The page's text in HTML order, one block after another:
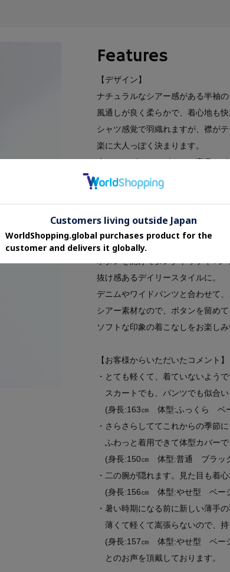
Features
【デザイン】
ナチュラルなシアー感がある半袖の
風通しが良く柔らかで、着心地も快
シャツ感覚で羽織れますが、襟が
楽に大人っぽく決まります。
小さめのゴールドボタンが高見えポ
身幅と腕回りに余裕を持たせたリ
裾は前後差デザインでヒップもさ
【スタイリング】
ボタンを開けてタンクトップやT
抜け感あるデイリースタイルに。
デニムやワイドパンツと合わせて
シアー素材なので、ボタンを留め
ソフトな印象の着こなしをお楽しみ
【お客様からいただいたコメント】
・とても軽くて、着ていないよう
スカートでも、パンツでも似合い
(身長:163㎝ 体型:ふっくら ベ
・さらさらしててこれからの季節
ふわっと着用できて体型カバーで
(身長:150㎝ 体型:普通 ブラッ
・二の腕が隠れます。見た目も着心
(身長:156㎝ 体型:やせ型 ベー
・暑い時期になる前に新しい薄手
薄くて軽くて嵩張らないので、持
(身長:157㎝ 体型:やせ型 ベー
とのお声を頂戴しております。